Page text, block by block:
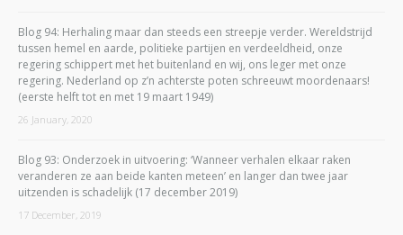
Blog 94: Herhaling maar dan steeds een streepje verder. Wereldstrijd
tussen hemel en aarde, politieke partijen en verdeeldheid, onze
regering schippert met het buitenland en wij, ons leger met onze
regering. Nederland op z’n achterste poten schreeuwt moordenaars!
(eerste helft tot en met 19 maart 1949)
26 January, 2020
Blog 93: Onderzoek in uitvoering: ‘Wanneer verhalen elkaar raken
veranderen ze aan beide kanten meteen’ en langer dan twee jaar
uitzenden is schadelijk (17 december 2019)
17 December, 2019